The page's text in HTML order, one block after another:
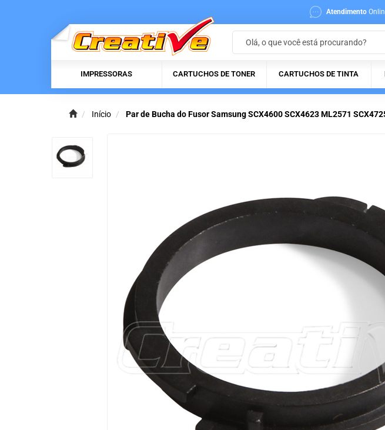
Atendimento
IMPRESSORAS CARTUCHOS DE TONER CARTUCHOS DE TINTA
Início Par de Bucha do Fusor Samsung SCX4600 SCX4623 ML2571